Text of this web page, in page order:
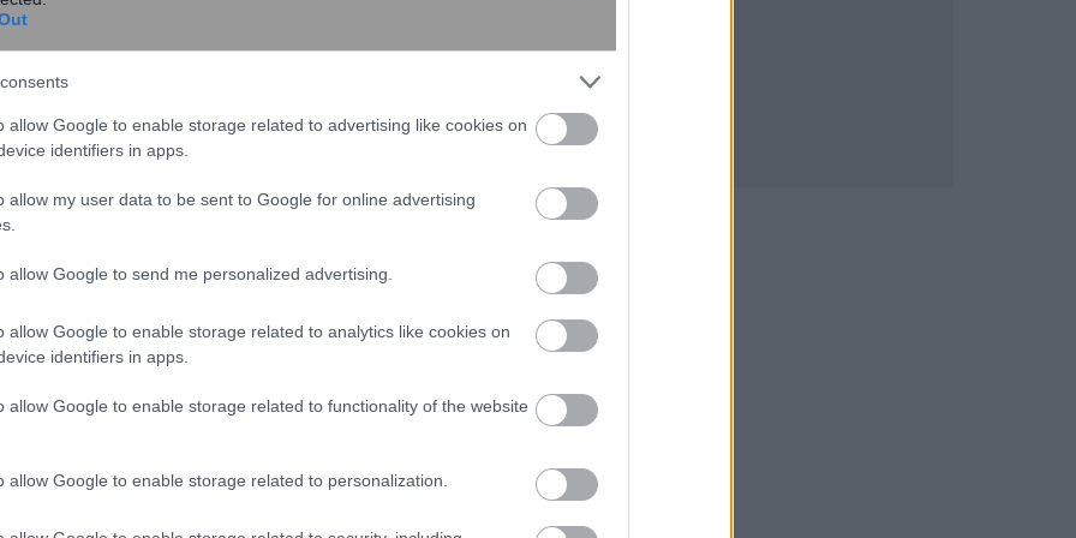
allow Google to enable storage related to advertising like cookies on
identifiers in apps.
allow my user data to be sent to Google for online advertising
allow Google to send me personalized advertising.
allow Google to enable storage related to analytics like cookies on
identifiers in apps.
allow Google to enable storage related to functionality of the website
allow Google to enable storage related to personalization.
του υποψήφιου δανειολήπτη σίγουρα παίζει ρόλο
ωστόσο, σύμφωνα με πληροφορίες της ΕΡΤ, οι
ακινήτων και εξασφαλίσεις.
καλύπτει μεταξύ άλλων τις εξής εργασίες:
ψύξης και θέρμανσης, αντλίες θερμότητας,
όμως έχει ενταχθεί σε κάποιο άλλο πρόγραμμα
το Εξοικονομώ, δεν μπορεί ταυτόχρονα να
άτοκων δανείων.